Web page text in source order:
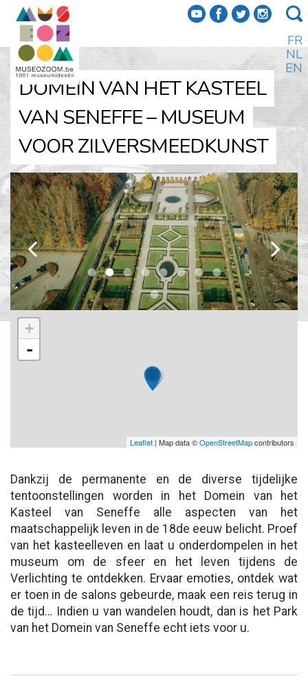
f a b e
FR
NL
EN
DOMEIN VAN HET KASTEEL
VAN SENEFFE – MUSEUM
VOOR ZILVERSMEEDKUNST
k l
+
-
Leaflet | Map data ©OpenStreetMapcontributors
Dankzij de permanente en de diverse tijdelijke
tentoonstellingen worden in het Domein van het
Kasteel van Seneffe alle aspecten van het
maatschappelijk leven in de 18de eeuw belicht. Proef
van het kasteelleven en laat u onderdompelen in het
museum om de sfeer en het leven tijdens de
Verlichting te ontdekken. Ervaar emoties, ontdek wat
er toen in de salons gebeurde, maak een reis terug in
de tijd… Indien u van wandelen houdt, dan is het Park
van het Domein van Seneffe echt iets voor u.